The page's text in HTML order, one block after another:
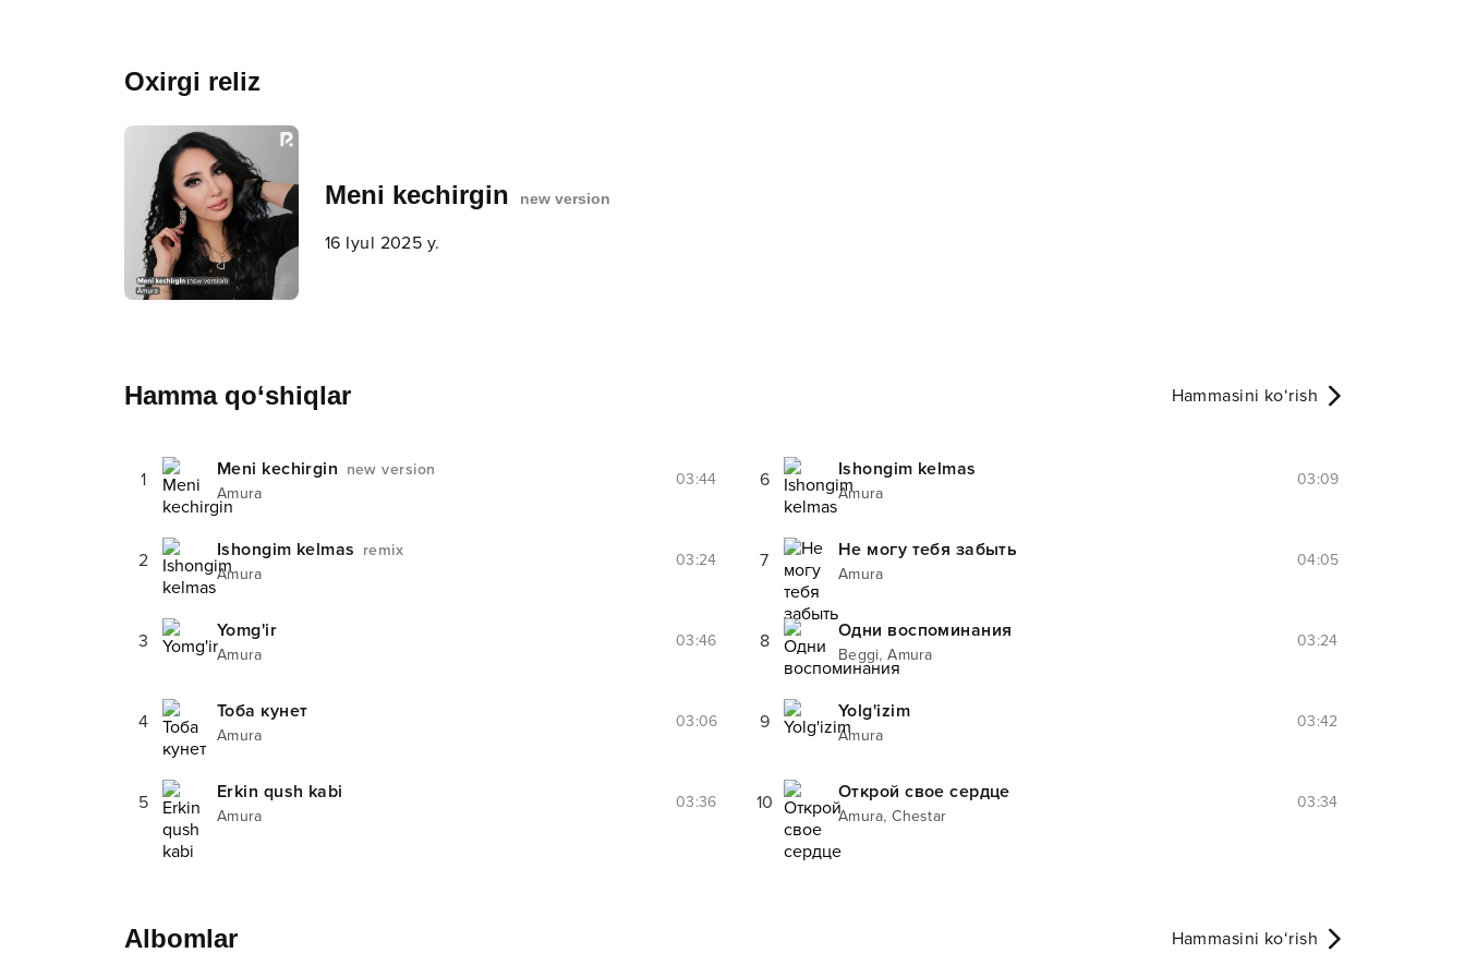
Oxirgi reliz
Meni kechirgin new version
16 Iyul 2025 y.
Hamma qo‘shiqlar Hammasini ko‘rish
1 Meni kechirgin new version
Amura
03:44
2 Ishongim kelmas remix
Amura
03:24
3 Yomg'ir
Amura
03:46
4 Тоба кунет
Amura
03:06
5 Erkin qush kabi
Amura
03:36
6 Ishongim kelmas
Amura
03:09
7 Не могу тебя забыть
Amura
04:05
8 Одни воспоминания
Beggi,Amura
03:24
9 Yolg'izim
Amura
03:42
10 Открой свое сердце
Amura,Chestar
03:34
Albomlar Hammasini ko‘rish